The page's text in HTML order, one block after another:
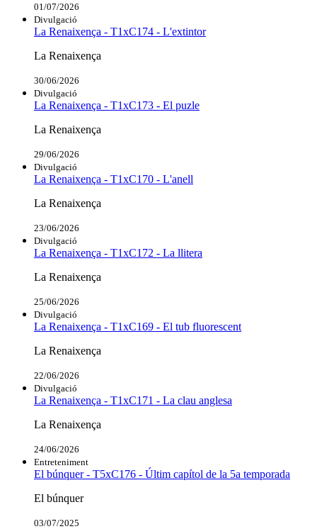
01/07/2026
Divulgació
La Renaixença - T1xC174 - L'extintor
La Renaixença
30/06/2026
Divulgació
La Renaixença - T1xC173 - El puzle
La Renaixença
29/06/2026
Divulgació
La Renaixença - T1xC170 - L'anell
La Renaixença
23/06/2026
Divulgació
La Renaixença - T1xC172 - La llitera
La Renaixença
25/06/2026
Divulgació
La Renaixença - T1xC169 - El tub fluorescent
La Renaixença
22/06/2026
Divulgació
La Renaixença - T1xC171 - La clau anglesa
La Renaixença
24/06/2026
Entreteniment
El búnquer - T5xC176 - Últim capítol de la 5a temporada
El búnquer
03/07/2025